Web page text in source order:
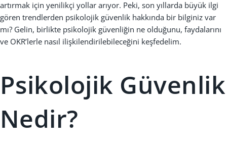
artırmak için yenilikçi yollar arıyor. Peki, son yıllarda büyük ilgi
gören trendlerden psikolojik güvenlik hakkında bir bilginiz var
mı? Gelin, birlikte psikolojik güvenliğin ne olduğunu, faydalarını
ve OKR’lerle nasıl ilişkilendirilebileceğini keşfedelim.
Psikolojik Güvenlik
Nedir?